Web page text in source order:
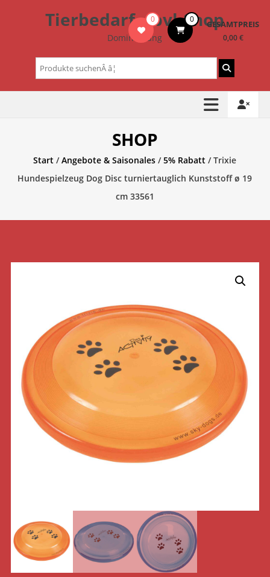
Tierbedarf – bvl-Shop
Dominik Lang
0 0 GESAMTPREIS
0,00 €
Suchen
nach:
SHOP
Start /Angebote & Saisonales /5% Rabatt / Trixie
Hundespielzeug Dog Disc turniertauglich Kunststoff ø 19
cm 33561